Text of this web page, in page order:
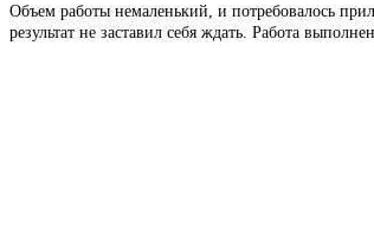
Объем работы немаленький, и потребовалось
результат не заставил себя ждать. Работа